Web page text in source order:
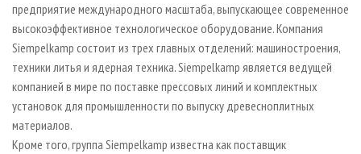
предприятие международного масштаба, выпускающее современное
высокоэффективное технологическое оборудование. Компания
Siempelkamp состоит из трех главных отделений: машиностроения,
техники литья и ядерная техника. Siempelkamp является ведущей
компанией в мире по поставке прессовых линий и комплектных
установок для промышленности по выпуску древесноплитных
материалов.
Кроме того, группа Siempelkamp известна как поставщик